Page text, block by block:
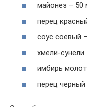
майонез – 50
перец
соус соевый
хмели-
имбирь
перец